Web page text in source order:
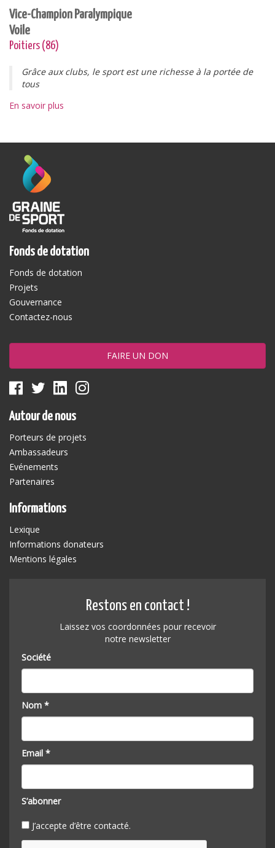
Vice-Champion Paralympique
Voile
Poitiers (86)
Grâce aux clubs, le sport est une richesse à la portée de
tous
En savoir plus
Fonds de dotation
Fonds de dotation
Projets
Gouvernance
Contactez-nous
FAIRE UN DON
Autour de nous
Porteurs de projets
Ambassadeurs
Evénements
Partenaires
Informations
Lexique
Informations donateurs
Mentions légales
Restons en contact !
Laissez vos coordonnées pour recevoir
notre newsletter
Société
Nom *
Email *
S’abonner
J’accepte d’être contacté.